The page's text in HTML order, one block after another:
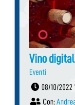
Vino
Eventi
08/10/2022
Con: